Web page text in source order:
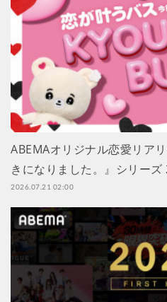
ABEMAオリジナル恋愛リア
きになりました。』シリー
2026.07.21 02:00